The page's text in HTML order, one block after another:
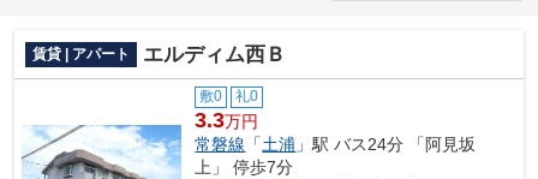
賃貸 | アパート エルディム西Ｂ
敷0 礼0
3.3万円
常磐線 「土浦 」駅 バス24分 「阿見坂
上」 停歩7分